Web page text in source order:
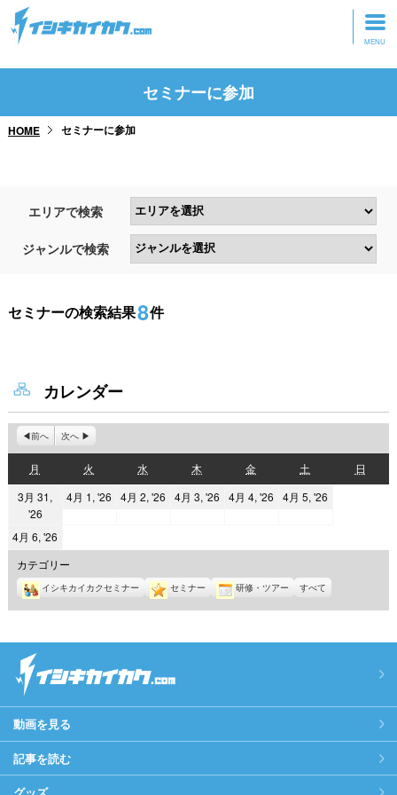
トップページ
研修・ツアーに参加
セミナーに参加
HOME セミナーに参加
エリアで検索
ジャンルで検索
セミナーの検索結果8件
カレンダー
前へ 次へ
月
曜
日
火
曜
日
水
曜
日
木
曜
日
金金
曜
日
土
曜
日
日
曜
3月 31,
'262026
年
3
月
31
日
4月 1, '26
2026
月
1
日
4月 2, '26
2026
月
2
日
4月 3, '26
2026
月
3
日
4月 4, '26
2026
月
4
日
4月 5, '26
月
5
日
4月 6, '26
年
4
月
6
カテゴリー
イシキカイカクセミナー セミナー 研修・ツアー すべて
動画を見る
記事を読む